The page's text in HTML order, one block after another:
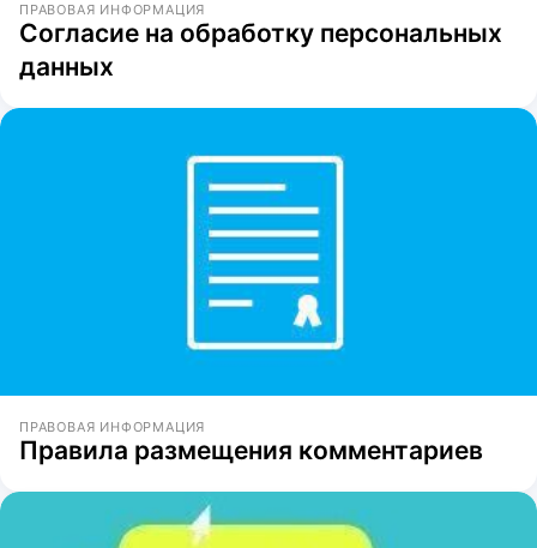
ПРАВОВАЯ ИНФОРМАЦИЯ
Согласие на обработку персональных
данных
ПРАВОВАЯ ИНФОРМАЦИЯ
Правила размещения комментариев